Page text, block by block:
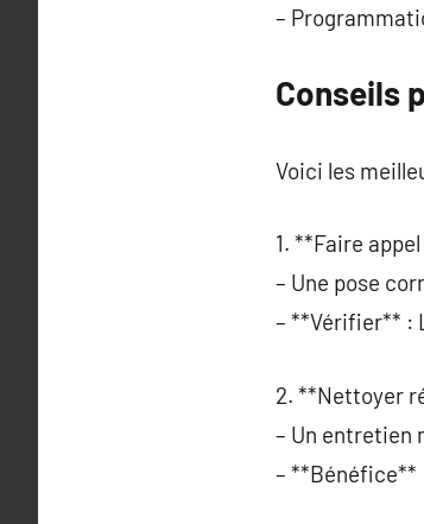
–
Conseils
Voici les
1. **Faire
– Une pose
– **Vérifier** :
2. **Nettoyer
– Un entretien
– **Bénéfice**